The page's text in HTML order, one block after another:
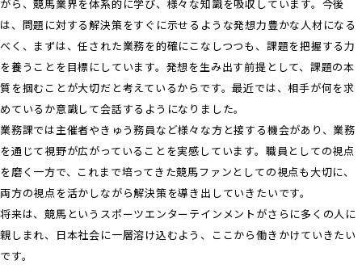
がら、競馬業界を体系的に学び、様々な知識を吸収しています。今後
は、問題に対する解決策をすぐに示せるような発想力豊かな人材になる
べく、まずは、任された業務を的確にこなしつつも、課題を把握する力
を養うことを目標にしています。発想を生み出す前提として、課題の本
質を掴むことが大切だと考えているからです。最近では、相手が何を求
めているか意識して会話するようになりました。
業務課では主催者やきゅう務員など様々な方と接する機会があり、業務
を通じて視野が広がっていることを実感しています。職員としての視点
を磨く一方で、これまで培ってきた競馬ファンとしての視点も大切に、
両方の視点を活かしながら解決策を導き出していきたいです。
将来は、競馬というスポーツエンターテインメントがさらに多くの人に
親しまれ、日本社会に一層溶け込むよう、ここから働きかけていきたい
です。